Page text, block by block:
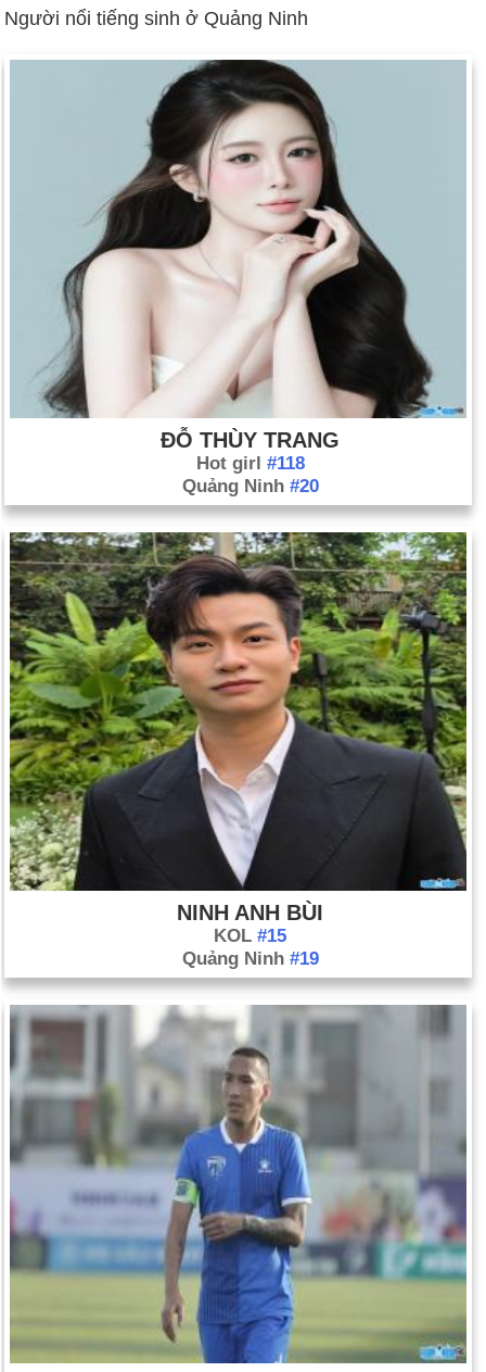
Người nổi tiếng sinh ở Quảng Ninh
ĐỖ THÙY TRANG
Hot girl #118
Quảng Ninh #20
NINH ANH BÙI
KOL #15
Quảng Ninh #19